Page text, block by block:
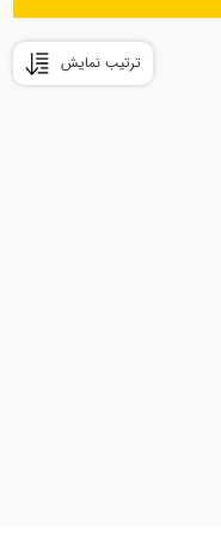
ترتیب نمایش